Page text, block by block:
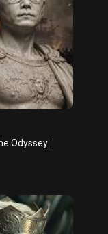
Odyssey｜